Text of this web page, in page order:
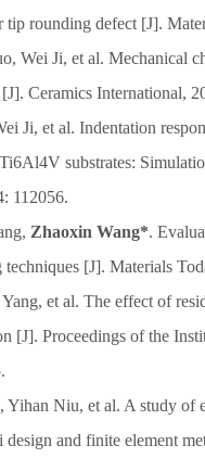
rounding defect [J].
Wei Ji, et al. Mechanical
Ceramics International,
Ji, et al. Indentation
substrates:
112056.
Zhaoxin Wang*.
[J]. Materials
et al. The effect of
[J]. Proceedings of the
Yihan Niu, et al. A study of
and finite element